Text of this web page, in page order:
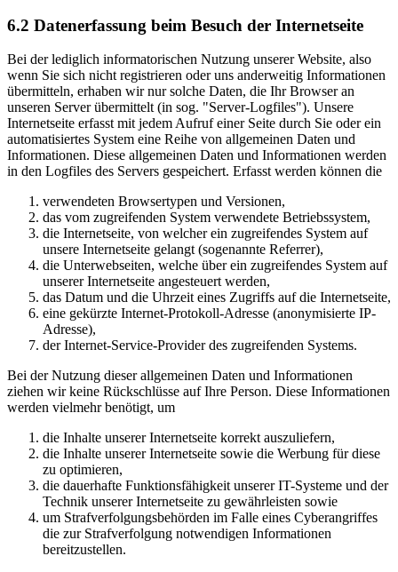
6.2 Datenerfassung beim Besuch der Internetseite
Bei der lediglich informatorischen Nutzung unserer Website, also
wenn Sie sich nicht registrieren oder uns anderweitig Informationen
übermitteln, erhaben wir nur solche Daten, die Ihr Browser an
unseren Server übermittelt (in sog. "Server-Logfiles"). Unsere
Internetseite erfasst mit jedem Aufruf einer Seite durch Sie oder ein
automatisiertes System eine Reihe von allgemeinen Daten und
Informationen. Diese allgemeinen Daten und Informationen werden
in den Logfiles des Servers gespeichert. Erfasst werden können die
verwendeten Browsertypen und Versionen,
das vom zugreifenden System verwendete Betriebssystem,
die Internetseite, von welcher ein zugreifendes System auf
unsere Internetseite gelangt (sogenannte Referrer),
die Unterwebseiten, welche über ein zugreifendes System auf
unserer Internetseite angesteuert werden,
das Datum und die Uhrzeit eines Zugriffs auf die Internetseite,
eine gekürzte Internet-Protokoll-Adresse (anonymisierte IP-
Adresse),
der Internet-Service-Provider des zugreifenden Systems.
Bei der Nutzung dieser allgemeinen Daten und Informationen
ziehen wir keine Rückschlüsse auf Ihre Person. Diese Informationen
werden vielmehr benötigt, um
die Inhalte unserer Internetseite korrekt auszuliefern,
die Inhalte unserer Internetseite sowie die Werbung für diese
zu optimieren,
die dauerhafte Funktionsfähigkeit unserer IT-Systeme und der
Technik unserer Internetseite zu gewährleisten sowie
um Strafverfolgungsbehörden im Falle eines Cyberangriffes
die zur Strafverfolgung notwendigen Informationen
bereitzustellen.